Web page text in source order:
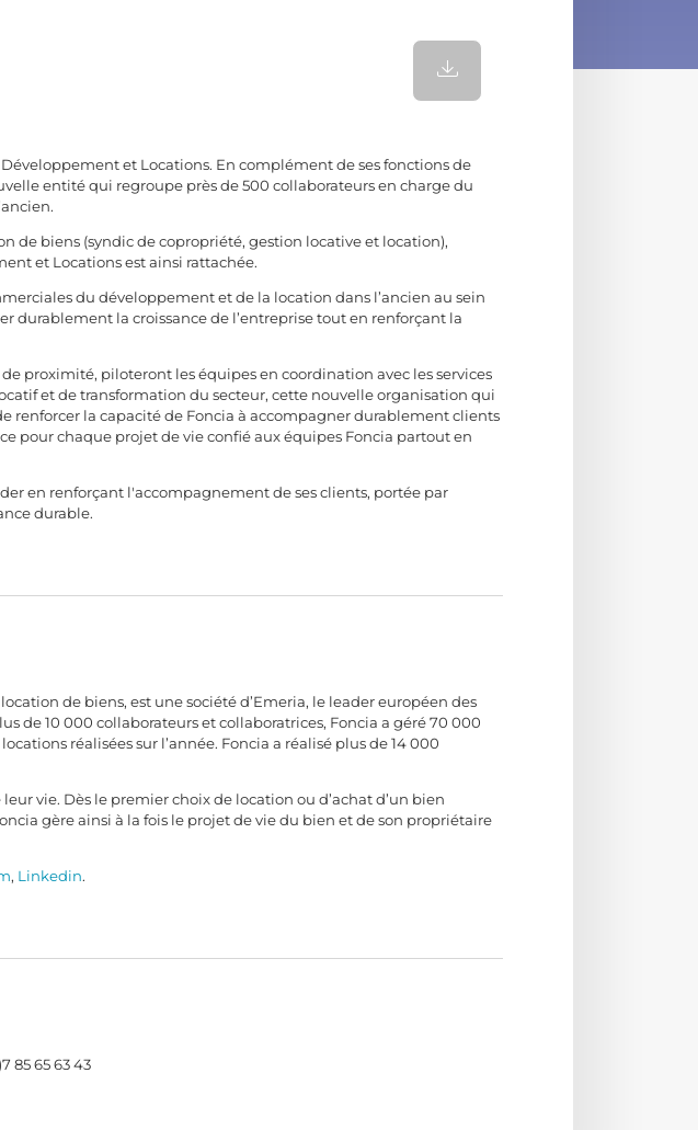
et Locations. En complément de ses fonctions de
entité qui regroupe près de 500 collaborateurs en charge du
de biens (syndic de copropriété, gestion locative et location),
et Locations est ainsi rattachée.
du développement et de la location dans l’ancien au sein
durablement la croissance de l’entreprise tout en renforçant la
proximité, piloteront les équipes en coordination avec les services
et de transformation du secteur, cette nouvelle organisation qui
renforcer la capacité de Foncia à accompagner durablement clients
pour chaque projet de vie confié aux équipes Foncia partout en
en renforçant l'accompagnement de ses clients, portée par
durable.
de biens, est une société d’Emeria, le leader européen des
de 10 000 collaborateurs et collaboratrices, Foncia a géré 70 000
réalisées sur l’année. Foncia a réalisé plus de 14 000
vie. Dès le premier choix de location ou d’achat d’un bien
gère ainsi à la fois le projet de vie du bien et de son propriétaire
, Linkedin.
85 65 63 43